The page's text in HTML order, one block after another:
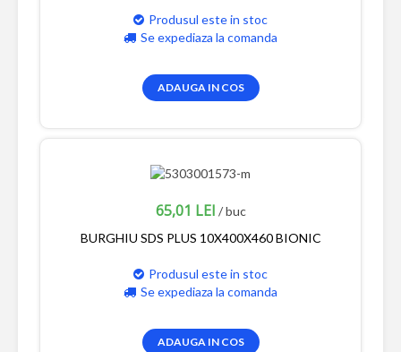
Produsul este in stoc
Se expediaza la comanda
ADAUGA IN COS
65,01 LEI / buc
BURGHIU SDS PLUS 10X400X460 BIONIC
Produsul este in stoc
Se expediaza la comanda
ADAUGA IN COS